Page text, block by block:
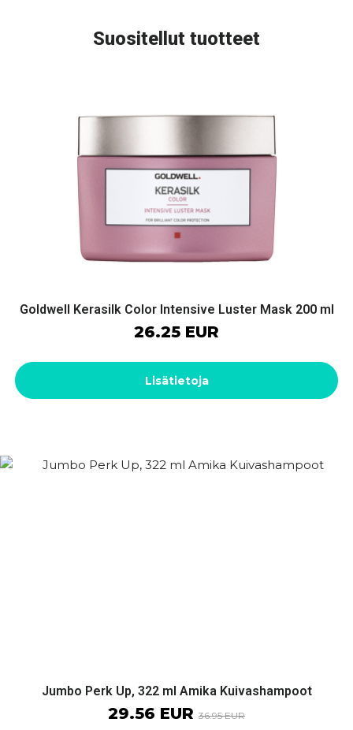
Suositellut tuotteet
Goldwell Kerasilk Color Intensive Luster Mask 200 ml
26.25 EUR
Lisätietoja
Jumbo Perk Up, 322 ml Amika Kuivashampoot
29.56 EUR 36.95 EUR